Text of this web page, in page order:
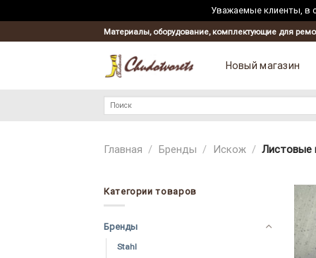
Уважаемые клиенты, в
to
Материалы, оборудование, комплектующие для
Новый магазин
Искать:
Главная / Бренды / Искож / Листовые
Категории товаров
Бренды
Stahl